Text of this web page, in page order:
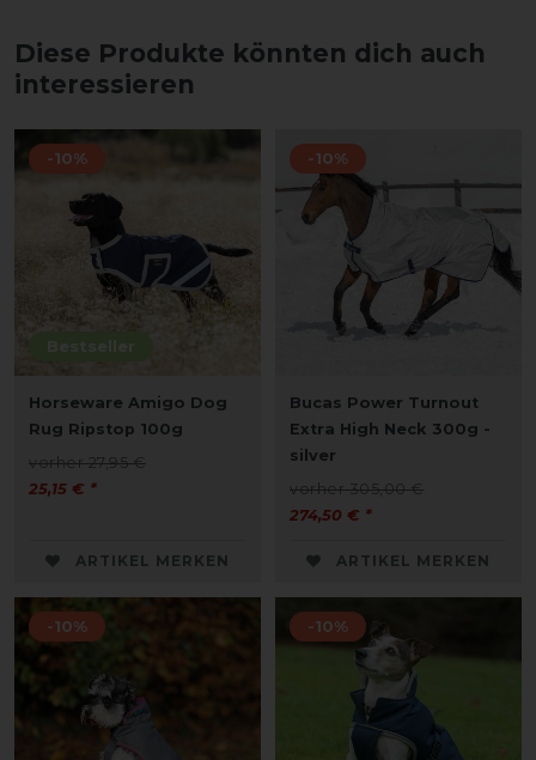
Diese Produkte könnten dich auch
interessieren
Bestseller
-10%
Horseware Amigo Dog
Rug Ripstop 100g
vorher 27,95 €
25,15 € *
ARTIKEL MERKEN
-10%
Bucas Power Turnout
Extra High Neck 300g -
silver
vorher 305,00 €
274,50 € *
ARTIKEL MERKEN
-10% -10%